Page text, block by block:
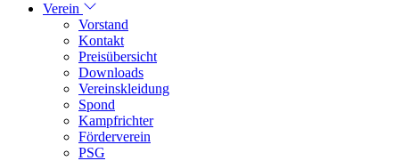
Verein
Vorstand
Kontakt
Preisübersicht
Downloads
Vereinskleidung
Spond
Kampfrichter
Förderverein
PSG